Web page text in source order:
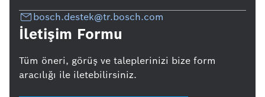
bosch.destek@tr.bosch.com
İletişim Formu
Tüm öneri, görüş ve taleplerinizi bize form
aracılığı ile iletebilirsiniz.